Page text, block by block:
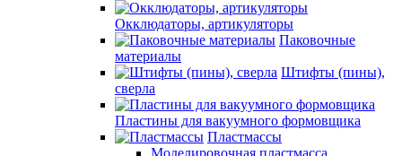
Окклюдаторы, артикуляторы
Паковочные
материалы
Штифты (пины),
сверла
Пластины для вакуумного формовщика
Пластмассы
Моделировочная пластмасса